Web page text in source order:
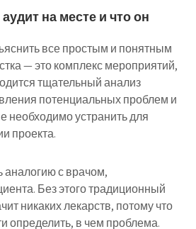
на месте и что он
все простым и понятным
— это комплекс мероприятий,
тщательный анализ
потенциальных проблем и
необходимо устранить для
проекта.
аналогию с врачом,
Без этого традиционный
никаких лекарств, потому что
определить, в чем проблема.